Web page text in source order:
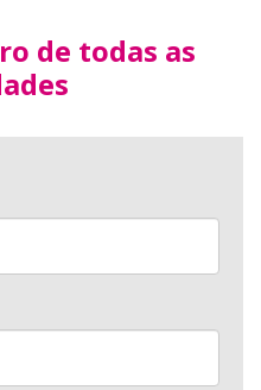
de todas as